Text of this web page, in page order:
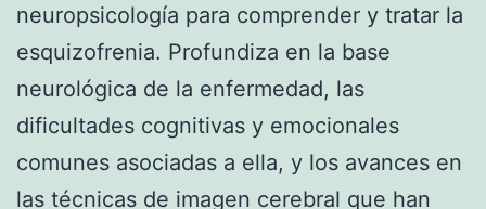
neuropsicología para comprender y tratar la
esquizofrenia. Profundiza en la base
neurológica de la enfermedad, las
dificultades cognitivas y emocionales
comunes asociadas a ella, y los avances en
las técnicas de imagen cerebral que han